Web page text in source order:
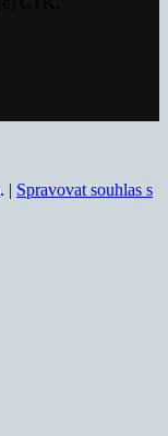
. | Spravovat souhlas s